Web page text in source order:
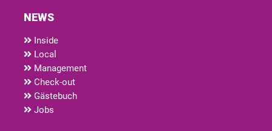
NEWS
Inside
Local
Management
Check-out
Gästebuch
Jobs